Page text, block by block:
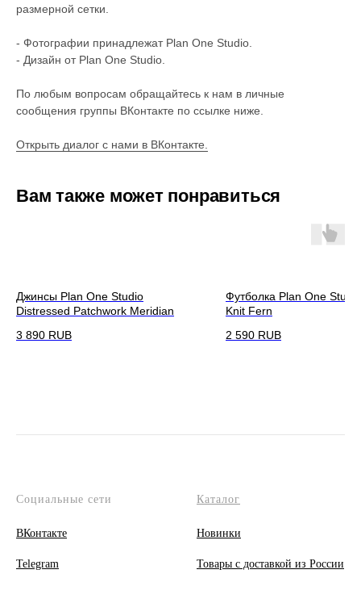
размерной сетки.
- Фотографии принадлежат Plan One Studio.
- Дизайн от Plan One Studio.
По любым вопросам обращайтесь к нам в личные
сообщения группы ВКонтакте по ссылке ниже.
Открыть диалог с нами в ВКонтакте.
Вам также может понравиться
Джинсы Plan One Studio
Distressed Patchwork Meridian
3 890 RUB
Футболка Plan One
Knit Fern
2 590 RUB
Социальные сети
ВКонтакте
Telegram
Каталог
Новинки
Товары с доставкой из России